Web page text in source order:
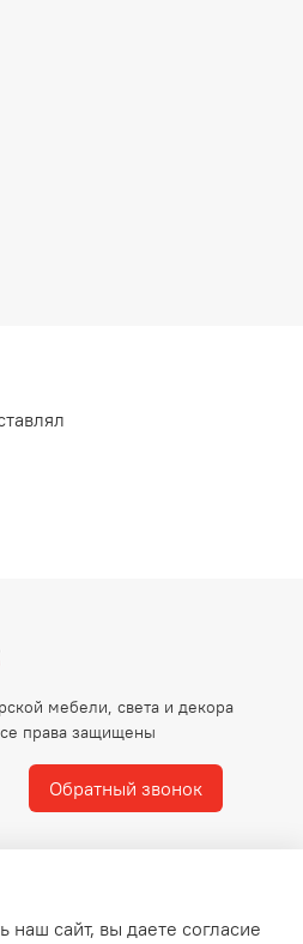
Обратный звонок
мебели, света и декора
права защищены
наш сайт, вы даете согласие